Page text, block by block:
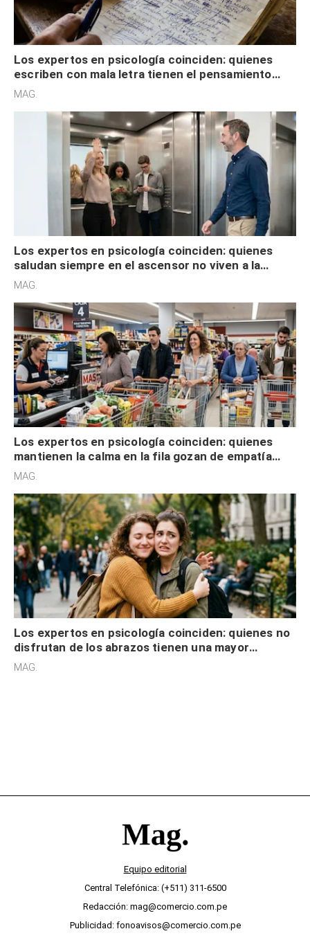
Los expertos en psicología coinciden: quienes
escriben con mala letra tienen el pensamiento
acelerado y no lo hacen por desinterés
MAG.
Los expertos en psicología coinciden: quienes
saludan siempre en el ascensor no viven a la
defensiva y tienen apertura social
MAG.
Los expertos en psicología coinciden: quienes
mantienen la calma en la fila gozan de empatía
cognitiva, gratitud y no solo tienen autocontrol
MAG.
Los expertos en psicología coinciden: quienes no
disfrutan de los abrazos tienen una mayor
sensibilidad a los estímulos físicos y no es por
MAG.
Equipo editorial
Central Telefónica: (+511) 311-6500
Redacción: mag@comercio.com.pe
Publicidad: fonoavisos@comercio.com.pe